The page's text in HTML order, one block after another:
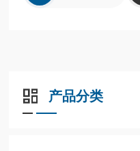
产品分类